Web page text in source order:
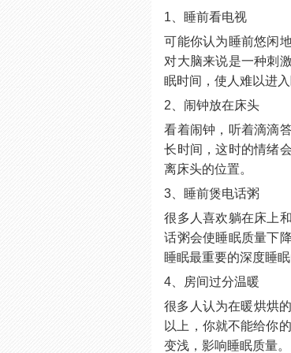
1、睡前看电视
可能你认为睡前悠闲
对大脑来说是一种刺
眠时间，使人难以进入
2、闹钟放在床头
看着闹钟，听着滴滴
长时间，这时的情绪
离床头的位置。
3、睡前煲电话粥
很多人喜欢躺在床上
话粥会使睡眠质量下
睡眠最重要的深度睡
4、房间过分温暖
很多人认为在暖烘烘
以上，你就不能给你
变浅，影响睡眠质量。